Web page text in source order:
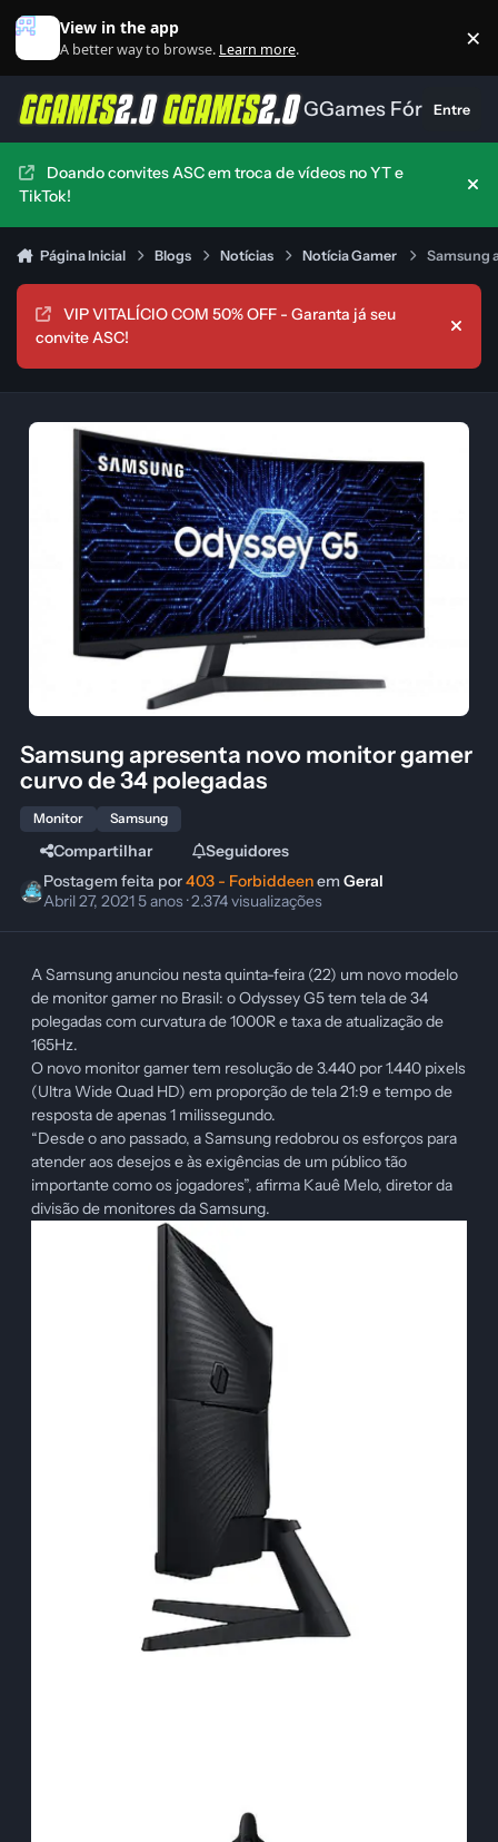
Ir para conteúdo
View in the app
A better way to browse. Learn more. ×
GGames FórumEntre
Doando convites ASC em troca de vídeos no YT e
TikTok!
Página Inicial Blogs Notícias Notícia Gamer Samsung
VIP VITALÍCIO COM 50% OFF - Garanta já seu
convite ASC!
Hide
Samsung apresenta novo monitor gamer
curvo de 34 polegadas
Monitor Samsung
Compartilhar
Seguidores
Postagem feita por403 - ForbiddeenemGeral
Abril 27, 20215 anos · 2.374 visualizações
A Samsung anunciou nesta quinta-feira (22) um novo modelo
de monitor gamer no Brasil: o Odyssey G5 tem tela de 34
polegadas com curvatura de 1000R e taxa de atualização de
165Hz.
O novo monitor gamer tem resolução de 3.440 por 1.440 pixels
(Ultra Wide Quad HD) em proporção de tela 21:9 e tempo de
resposta de apenas 1 milissegundo.
“Desde o ano passado, a Samsung redobrou os esforços para
atender aos desejos e às exigências de um público tão
importante como os jogadores”, afirma Kauê Melo, diretor da
divisão de monitores da Samsung.